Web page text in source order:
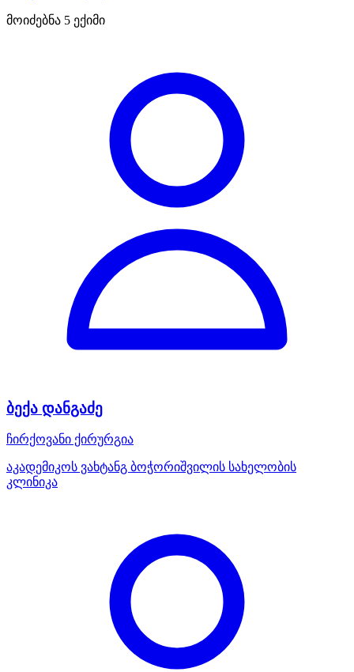
მოიძებნა 5 ექიმი
ბექა დანგაძე
ჩირქოვანი ქირურგია
აკადემიკოს ვახტანგ ბოჭორიშვილის სახელობის
კლინიკა